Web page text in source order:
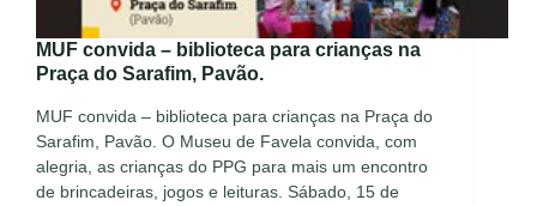
MUF convida – biblioteca para crianças na
Praça do Sarafim, Pavão.
MUF convida – biblioteca para crianças na Praça do
Sarafim, Pavão. O Museu de Favela convida, com
alegria, as crianças do PPG para mais um encontro
de brincadeiras, jogos e leituras. Sábado, 15 de